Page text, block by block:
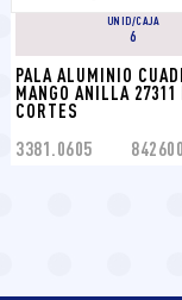
UNID/CAJA
6
PALA ALUMINIO
MANGO ANILLA 27311
CORTES
3381.0605